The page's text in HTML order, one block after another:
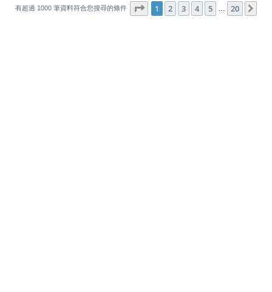
有超過 1000 筆資料符合您搜尋的條件 第1 頁 (共 20頁)
1 2 3 4 5 … 20